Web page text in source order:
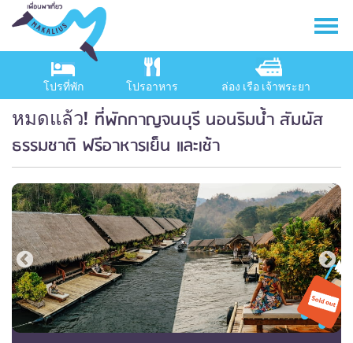
โปรที่พัก โปรอาหาร ล่อง เรือ เจ้าพระยา
หมดแล้ว! ที่พักกาญจนบุรี นอนริมน้ำ สัมผัส
ธรรมชาติ ฟรีอาหารเย็น และเช้า